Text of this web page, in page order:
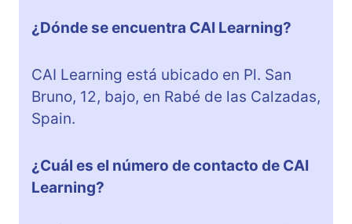
¿Dónde se encuentra CAI Learning?
CAI Learning está ubicado en Pl. San
Bruno, 12, bajo, en Rabé de las Calzadas,
Spain.
¿Cuál es el número de contacto de CAI
Learning?